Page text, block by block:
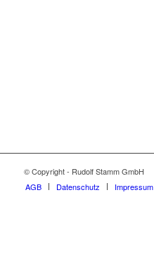
© Copyright - Rudolf Stamm GmbH
AGB
Datenschutz Impressum